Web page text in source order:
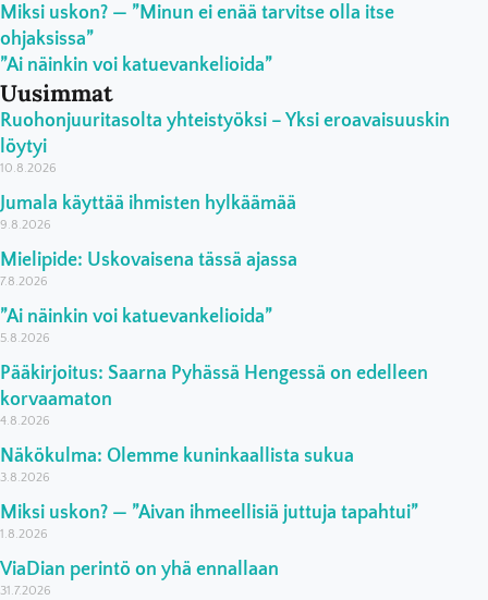
Miksi uskon? — ”Minun ei enää tarvitse olla itse
ohjaksissa”
”Ai näinkin voi katuevankelioida”
Uusimmat
Ruohonjuuritasolta yhteistyöksi – Yksi eroavaisuuskin
löytyi
10.8.2026
Jumala käyttää ihmisten hylkäämää
9.8.2026
Mielipide: Uskovaisena tässä ajassa
7.8.2026
”Ai näinkin voi katuevankelioida”
5.8.2026
Pääkirjoitus: Saarna Pyhässä Hengessä on edelleen
korvaamaton
4.8.2026
Näkökulma: Olemme kuninkaallista sukua
3.8.2026
Miksi uskon? — ”Aivan ihmeellisiä juttuja tapahtui”
1.8.2026
ViaDian perintö on yhä ennallaan
31.7.2026